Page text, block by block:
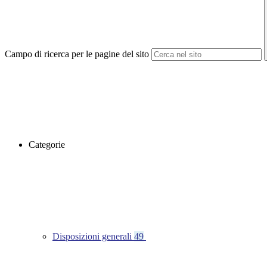
Campo di ricerca per le pagine del sito
Categorie
Disposizioni generali 49